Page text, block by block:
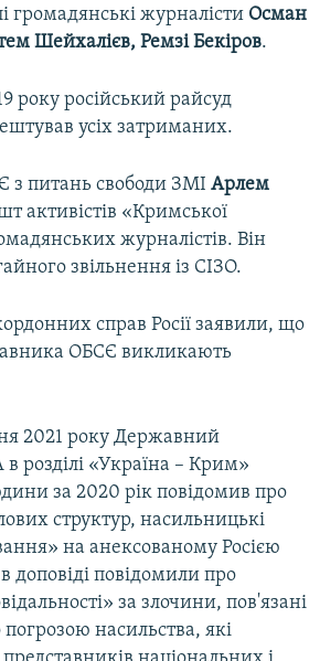
громадянські журналісти Осман
Шейхалієв, Ремзі Бекіров.
року російський райсуд
усіх затриманих.
з питань свободи ЗМІ Арлем
активістів «Кримської
журналістів. Він
звільнення із СІЗО.
справ Росії заявили, що
ОБСЄ викликають
2021 року Державний
розділі «Україна – Крим»
за 2020 рік повідомив про
структур, насильницькі
на анексованому Росією
доповіді повідомили про
за злочини, пов'язані
насильства, які